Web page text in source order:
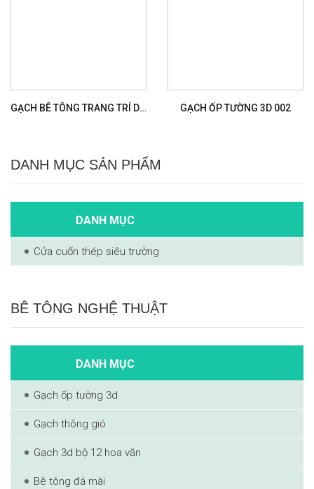
GẠCH BÊ TÔNG TRANG TRÍ D051 GẠCH ỐP TƯỜNG 3D 002
DANH MỤC SẢN PHẨM
DANH MỤC
Cửa cuốn thép siêu trường
BÊ TÔNG NGHỆ THUẬT
DANH MỤC
Gạch ốp tường 3d
Gạch thông gió
Gạch 3d bộ 12 hoa văn
Bê tông đá mài